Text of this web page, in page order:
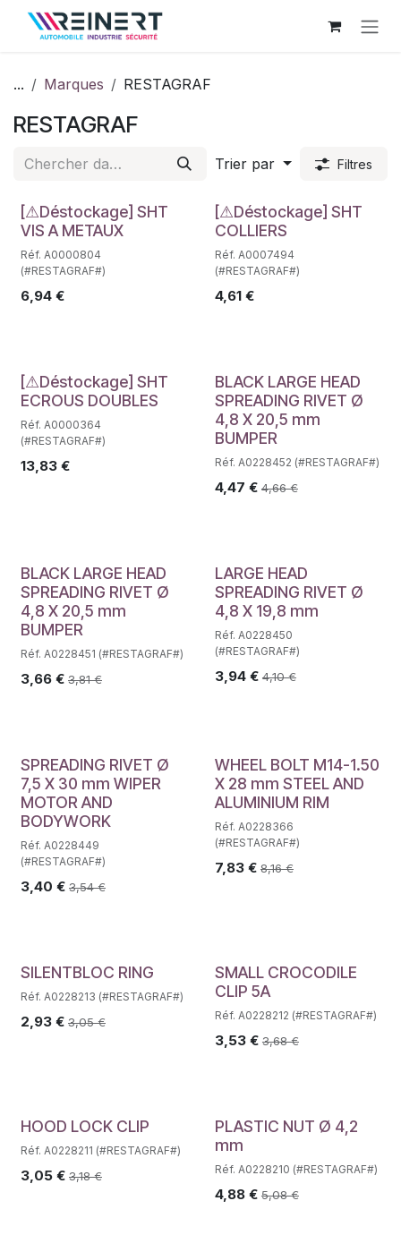
Se rendre au contenu
... Marques RESTAGRAF
RESTAGRAF
Trier par Filtres
Déstockage
[⚠Déstockage] SHT
VIS A METAUX
Réf. A0000804
(#RESTAGRAF#)
6,94 €
Déstockage
[⚠Déstockage] SHT
COLLIERS
Réf. A0007494
(#RESTAGRAF#)
4,61€
Déstockage
[⚠Déstockage] SHT
ECROUS DOUBLES
Réf. A0000364
(#RESTAGRAF#)
13,83 €
BLACK LARGE HEAD
SPREADING RIVET Ø
4,8 X 20,5 mm
BUMPER
Réf. A0228452 (#RESTAGRAF#)
4,47 € 4,66€
BLACK LARGE HEAD
SPREADING RIVET Ø
4,8 X 20,5 mm
BUMPER
Réf. A0228451 (#RESTAGRAF#)
3,66 € 3,81€
LARGE HEAD
SPREADING RIVET Ø
4,8 X 19,8 mm
Réf. A0228450
(#RESTAGRAF#)
3,94€ 4,10€
SPREADING RIVET Ø
7,5 X 30 mm WIPER
MOTOR AND
BODYWORK
Réf. A0228449
(#RESTAGRAF#)
3,40 € 3,54€
WHEEL BOLT M14-1.50
X 28 mm STEEL AND
ALUMINIUM RIM
Réf. A0228366
(#RESTAGRAF#)
7,83€ 8,16€
SILENTBLOC RING
Réf. A0228213 (#RESTAGRAF#)
2,93 € 3,05€
SMALL CROCODILE
CLIP 5A
Réf. A0228212 (#RESTAGRAF#)
3,53€ 3,68€
HOOD LOCK CLIP
Réf. A0228211 (#RESTAGRAF#)
3,05 € 3,18€
PLASTIC NUT Ø 4,2
mm
Réf. A0228210 (#RESTAGRAF#)
4,88€ 5,08€